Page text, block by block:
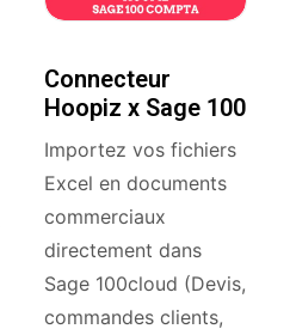
Connecteur
Hoopiz x Sage 100
Importez vos fichiers
Excel en documents
commerciaux
directement dans
Sage 100cloud (Devis,
commandes clients,